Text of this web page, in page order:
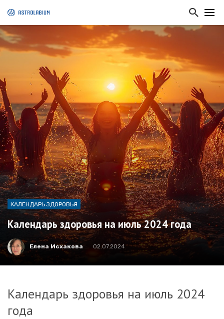
КАЛЕНДАРЬ ЗДОРОВЬЯ
Календарь здоровья на июль 2024 года
Елена Исхакова 02.07.2024
Календарь здоровья на июль 2024
года